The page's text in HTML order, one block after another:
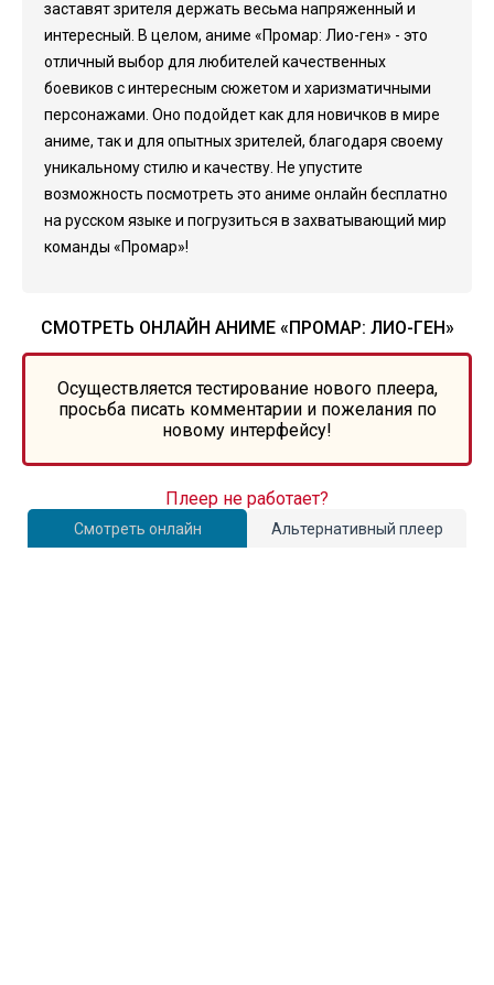
заставят зрителя держать весьма напряженный и
интересный. В целом, аниме «Промар: Лио-ген» - это
отличный выбор для любителей качественных
боевиков с интересным сюжетом и харизматичными
персонажами. Оно подойдет как для новичков в мире
аниме, так и для опытных зрителей, благодаря своему
уникальному стилю и качеству. Не упустите
возможность посмотреть это аниме онлайн бесплатно
на русском языке и погрузиться в захватывающий мир
команды «Промар»!
СМОТРЕТЬ ОНЛАЙН АНИМЕ «ПРОМАР: ЛИО-ГЕН»
Осуществляется тестирование нового плеера,
просьба писать комментарии и пожелания по
новому интерфейсу!
Смотреть онлайн Альтернативный плеер
Плеер не работает?